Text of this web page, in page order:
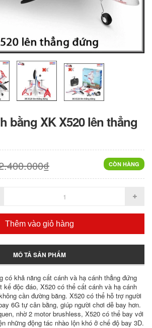
bằng XK X520 lên thẳng
CÒN HÀNG
Thêm vào giỏ hàng
MÔ TẢ SẢN PHẨM
có khả năng cất cánh và hạ cánh thẳng đứng
kế độc đáo, X520 có thể cất cánh và hạ cánh
cần đường băng. X520 có thể hỗ trợ người
6G tự cân bằng, giúp người chơi dễ bay hơn.
nhờ 2 motor brushless, X520 có thể bay với
những động tác nhào lộn khó ở chế độ bay 3D.